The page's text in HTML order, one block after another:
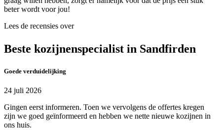
beter wordt voor jou!
Lees de recensies over
Beste kozijnenspecialist in Sandfirden
Goede verduidelijking
24 juli 2026
Gingen eerst informeren. Toen we vervolgens de offertes kregen
zijn we goed geïnformeerd en hebben we nette nieuwe kozijnen in
ons huis.